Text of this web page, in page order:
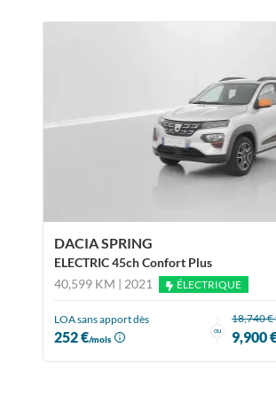
DACIA SPRING
ELECTRIC 45ch Confort Plus
40,599 KM | 2021
ÉLECTRIQUE
LOA sans apport dès
252 €/mois
ou
18,740 €
9,900